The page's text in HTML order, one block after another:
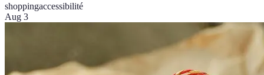
shoppingaccessibilité
Aug 3